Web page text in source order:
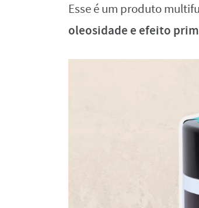
Esse é um produto
oleosidade e efeito